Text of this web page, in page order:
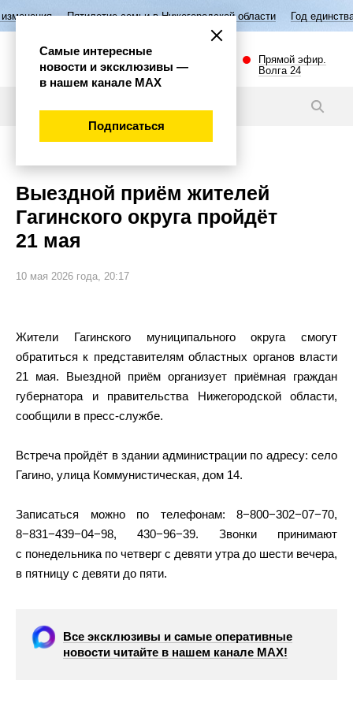
Пятилетие семьи в Нижегородской области Год единства народов
Прямой эфир.
Волга 24
Выездной приём жителей
Гагинского округа пройдёт
21 мая
10 мая 2026 года, 20:17
Жители Гагинского муниципального округа смогут
обратиться к представителям областных органов власти
21 мая. Выездной приём организует приёмная граждан
губернатора и правительства Нижегородской области,
сообщили в пресс-службе.
Встреча пройдёт в здании администрации по адресу: село
Гагино, улица Коммунистическая, дом 14.
Записаться можно по телефонам: 8−800−302−07−70,
8−831−439−04−98, 430−96−39. Звонки принимают
с понедельника по четверг с девяти утра до шести вечера,
в пятницу с девяти до пяти.
Все эксклюзивы и самые оперативные
новости читайте в нашем канале МАХ!
Самые интересные
новости и эксклюзивы —
в нашем канале МАХ
Подписаться